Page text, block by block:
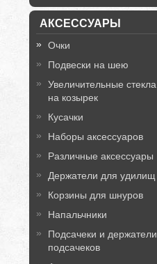
АКСЕССУАРЫ
Очки
Подвески на шею
Увеличительные стекла
на козырек
Кусачки
Наборы аксессуаров
Различные аксессуары
Держатели для удилищ
Корзины для шнуров
Напальчники
Подсачеки и держатели
подсачеков